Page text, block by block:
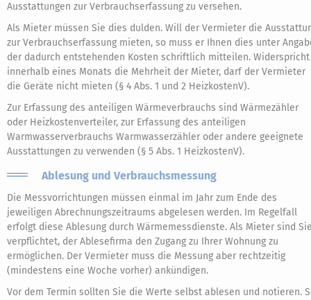
Ausstattungen zur Verbrauchserfassung zu versehen.
Als Mieter müssen Sie dies dulden. Will der Vermieter die
zur Verbrauchserfassung mieten, so muss er Ihnen dies unter
der dadurch entstehenden Kosten schriftlich mitteilen. Widerspricht
innerhalb eines Monats die Mehrheit der Mieter, darf der Vermieter
die Geräte nicht mieten (§ 4 Abs. 1 und 2 HeizkostenV).
Zur Erfassung des anteiligen Wärmeverbrauchs sind Wärmezähler
oder Heizkostenverteiler, zur Erfassung des anteiligen
Warmwasserverbrauchs Warmwasserzähler oder andere geeignete
Ausstattungen zu verwenden (§ 5 Abs. 1 HeizkostenV).
Ablesung und Verbrauchsmessung
Die Messvorrichtungen müssen einmal im Jahr zum Ende des
jeweiligen Abrechnungszeitraums abgelesen werden. Im Regelfall
erfolgt diese Ablesung durch Wärmemessdienste. Als Mieter sind
verpflichtet, der Ablesefirma den Zugang zu Ihrer Wohnung zu
ermöglichen. Der Vermieter muss die Messung aber rechtzeitig
(mindestens eine Woche vorher) ankündigen.
Vor dem Termin sollten Sie die Werte selbst ablesen und notieren.